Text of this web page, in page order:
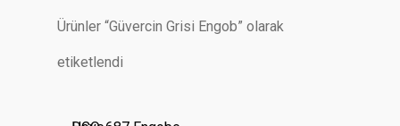
Ürünler “Güvercin Grisi Engob” olarak
etiketlendi